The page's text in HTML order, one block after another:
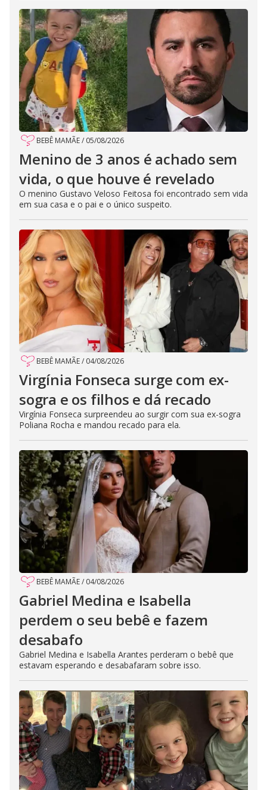
BEBÊ MAMÃE/ 05/08/2026
Menino de 3 anos é achado sem
vida, o que houve é revelado
O menino Gustavo Veloso Feitosa foi encontrado sem vida
em sua casa e o pai e o único suspeito.
BEBÊ MAMÃE/ 04/08/2026
Virgínia Fonseca surge com ex-
sogra e os filhos e dá recado
Virgínia Fonseca surpreendeu ao surgir com sua ex-sogra
Poliana Rocha e mandou recado para ela.
BEBÊ MAMÃE/ 04/08/2026
Gabriel Medina e Isabella
perdem o seu bebê e fazem
desabafo
Gabriel Medina e Isabella Arantes perderam o bebê que
estavam esperando e desabafaram sobre isso.